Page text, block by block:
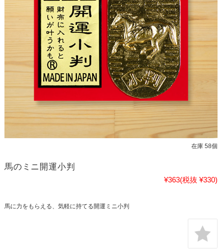
在庫 58個
馬のミニ開運小判
¥363(税抜 ¥330)
馬に力をもらえる、気軽に持てる開運ミニ小判